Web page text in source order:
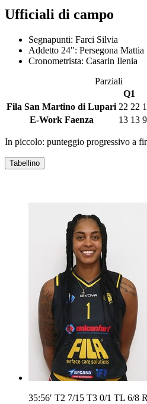
Ufficiali di campo
Segnapunti: Farci Silvia
Addetto 24": Persegona Mattia
Cronometrista: Casarin Ilenia
Parziali
Q1
Fila San Martino di Lupari 22 22
E-Work Faenza
13 13 9
In piccolo: punteggio progressivo a
Tabellino
35:56′ T2 7/15 T3 0/1 TL 6/8